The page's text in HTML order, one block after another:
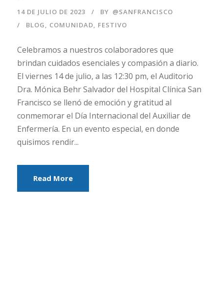
14 DE JULIO DE 2023 BY @SANFRANCISCO
BLOG, COMUNIDAD, FESTIVO
Celebramos a nuestros colaboradores que
brindan cuidados esenciales y compasión a diario.
El viernes 14 de julio, a las 12:30 pm, el Auditorio
Dra. Mónica Behr Salvador del Hospital Clínica San
Francisco se llenó de emoción y gratitud al
conmemorar el Día Internacional del Auxiliar de
Enfermería. En un evento especial, en donde
quisimos rendir...
Read More